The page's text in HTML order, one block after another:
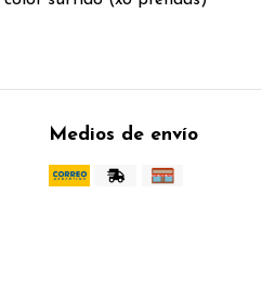
Medios de envío